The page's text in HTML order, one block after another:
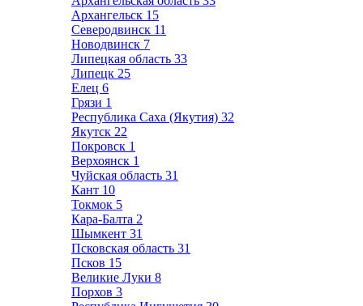
Архангельск 15
Северодвинск 11
Новодвинск 7
Липецкая область 33
Липецк 25
Елец 6
Грязи 1
Республика Саха (Якутия) 32
Якутск 22
Покровск 1
Верхоянск 1
Чуйская область 31
Кант 10
Токмок 5
Кара-Балта 2
Шымкент 31
Псковская область 31
Псков 15
Великие Луки 8
Порхов 3